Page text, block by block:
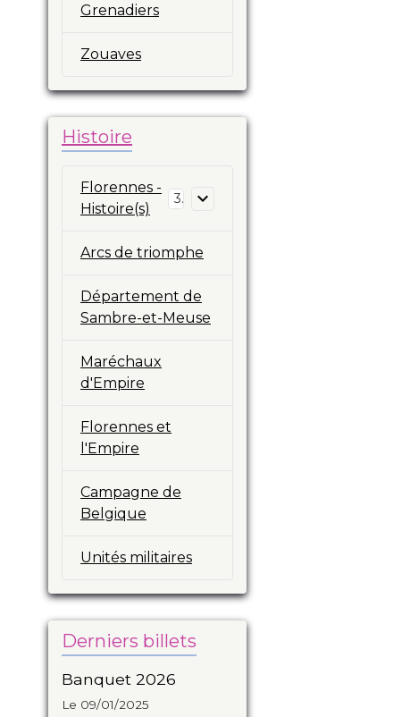
Grenadiers
Zouaves
Histoire
Florennes -
Histoire(s)
3
Arcs de triomphe
Département de
Sambre-et-Meuse
Maréchaux
d'Empire
Florennes et
l'Empire
Campagne de
Belgique
Unités militaires
Derniers billets
Banquet 2026
Le 09/01/2025